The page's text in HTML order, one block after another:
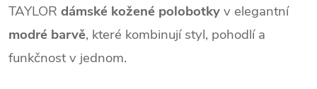
TAYLOR dámské kožené polobotkyv elegantní
modré barvě, které kombinují styl, pohodlí a
funkčnost v jednom.